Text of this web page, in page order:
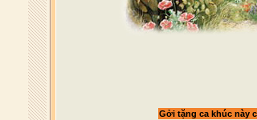
Gởi tặng ca khúc này